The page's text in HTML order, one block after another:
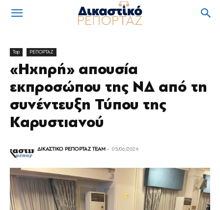
Top ΡΕΠΟΡΤΑΖ
«Ηχηρή» απουσία
εκπροσώπου της ΝΔ από τη
συνέντευξη Τύπου της
Καρυστιανού
ΔΙΚΑΣΤΙΚΟ ΡΕΠΟΡΤΑΖ TEAM - 05/06/2024